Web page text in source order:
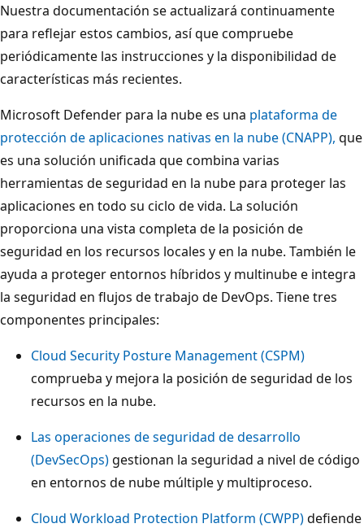
Nuestra documentación se actualizará continuamente
para reflejar estos cambios, así que compruebe
periódicamente las instrucciones y la disponibilidad de
características más recientes.
Microsoft Defender para la nube es una plataforma de
protección de aplicaciones nativas en la nube (CNAPP), que
es una solución unificada que combina varias
herramientas de seguridad en la nube para proteger las
aplicaciones en todo su ciclo de vida. La solución
proporciona una vista completa de la posición de
seguridad en los recursos locales y en la nube. También le
ayuda a proteger entornos híbridos y multinube e integra
la seguridad en flujos de trabajo de DevOps. Tiene tres
componentes principales:
Cloud Security Posture Management (CSPM)
comprueba y mejora la posición de seguridad de los
recursos en la nube.
Las operaciones de seguridad de desarrollo
(DevSecOps) gestionan la seguridad a nivel de código
en entornos de nube múltiple y multiproceso.
Cloud Workload Protection Platform (CWPP)defiende